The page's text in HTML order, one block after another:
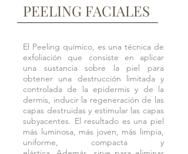
PEELING FACIALES
El Peeling químico, es una técnica de
exfoliación que consiste en aplicar
una sustancia sobre la piel para
obtener una destrucción limitada y
controlada de la epidermis y de la
dermis, inducir la regeneración de las
capas destruidas y estimular las capas
subyacentes. El resultado es una piel
más luminosa, más joven, más limpia,
uniforme, compacta y